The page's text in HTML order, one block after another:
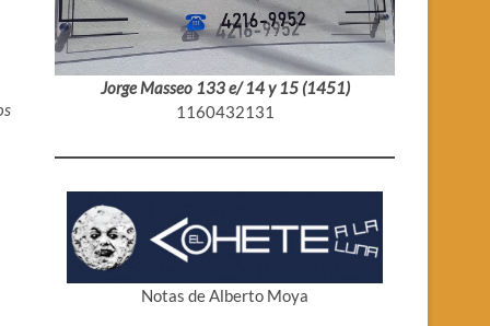
Jorge Masseo 133 e/ 14 y 15 (1451)
1160432131
Notas de Alberto Moya